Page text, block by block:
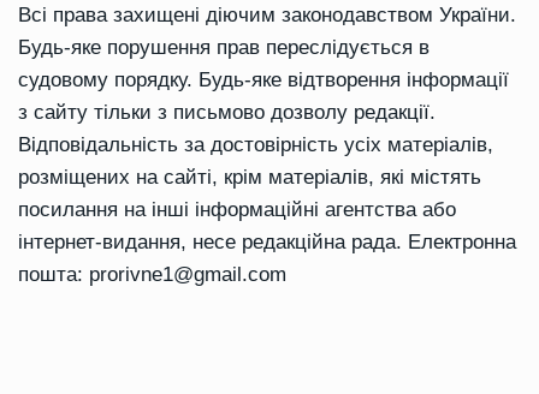
Всі права захищені діючим законодавством України.
Будь-яке порушення прав переслідується в
судовому порядку. Будь-яке відтворення інформації
з сайту тільки з письмово дозволу редакції.
Відповідальність за достовірність усіх матеріалів,
розміщених на сайті, крім матеріалів, які містять
посилання на інші інформаційні агентства або
інтернет-видання, несе редакційна рада. Електронна
пошта: prorivne1@gmail.com